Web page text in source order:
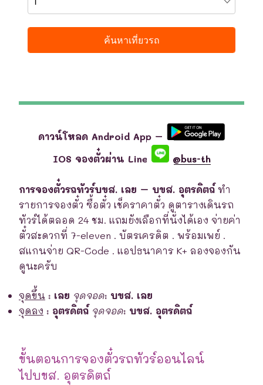
ดาวน์โหลด Android App –
IOS จองตั๋วผ่าน Line
@bus-th
การจองตั๋วรถทัวร์บขส. เลย – บขส. อุตรดิตถ์ ทำ
รายการจองตั๋ว ซื้อตั๋ว เช็คราคาตั๋ว ดูตารางเดินรถ
ทัวร์ได้ตลอด 24 ชม. แถมยังเลือกที่นั่งได้เอง จ่ายค่า
ตั๋วสะดวกที่ 7-eleven . บัตรเครดิต . พร้อมเพย์ .
สแกนจ่าย QR-Code . แอปธนาคาร K+ ลองจองกัน
ดูนะครับ
จุดขึ้น : เลย จุดจอด: บขส. เลย
จุดลง : อุตรดิตถ์ จุดจอด: บขส. อุตรดิตถ์
ขั้นตอนการจองตั๋วรถทัวร์ออนไลน์
ไปบขส. อุตรดิตถ์